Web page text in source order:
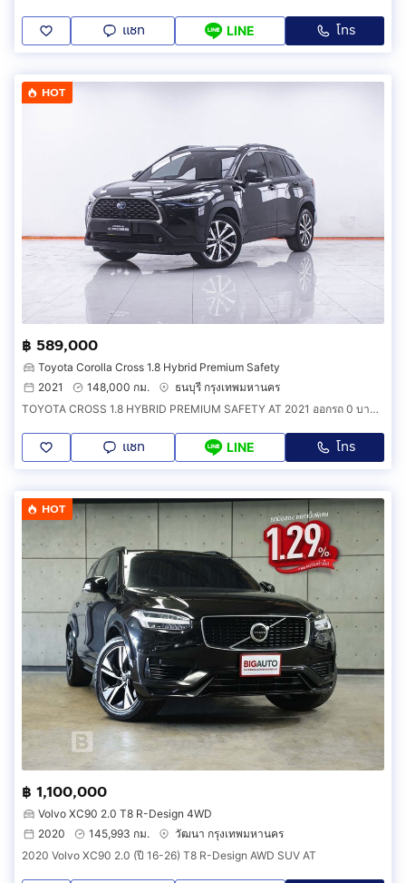
แชท LINE โทร
HOT
฿ 589,000
Toyota Corolla Cross 1.8 Hybrid Premium Safety
2021
148,000 กม.
ธนบุรี กรุงเทพมหานคร
TOYOTA CROSS 1.8 HYBRID PREMIUM SAFETY AT 2021 ออกรถ 0 บาท 609,000 บ. รหัสรถ 1F730
แชท LINE โทร
HOT
฿ 1,100,000
Volvo XC90 2.0 T8 R-Design 4WD
2020
145,993 กม.
วัฒนา กรุงเทพมหานคร
2020 Volvo XC90 2.0 (ปี 16-26) T8 R-Design AWD SUV AT